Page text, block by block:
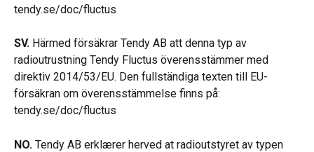
tendy.se/doc/fluctus
SV. Härmed försäkrar Tendy AB att denna typ av
radioutrustning Tendy Fluctus överensstämmer med
direktiv 2014/53/EU. Den fullständiga texten till EU-
försäkran om överensstämmelse finns på:
tendy.se/doc/fluctus
NO. Tendy AB erklærer herved at radioutstyret av typen